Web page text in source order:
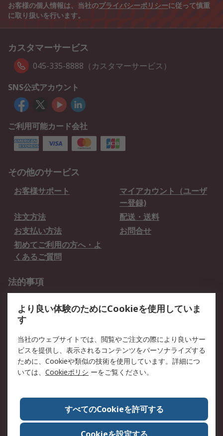
お客様の個人情報は、当社のプライバシーポリシーに従って慎重
に取り扱いを行います。
カスタマーサービス
045-335-8888（カスタマーサービス）
SNS公式アカウント
ご利用可能カード会社
その他のサービス
お客様サポート
マイアカウント（ユーザ
ー登録)
注文方法
配送・送料
お支払い方法
お問合せ
初めてご利用の方へ・よ
くあるご質問
法的事項
クッキーポリシー
RSについて
会社概要
採用情報
プレスリリース＆お知ら
コーポレートサイト
全世界のRS
RSの歴史
ESGへの取り組み（英語）
認証について
より良い体験のためにCookieを使用していま
す
当社のウェブサイトでは、閲覧やご注文の際により良いサー
ビスを提供し、表示されるコンテンツをパーソナライズする
ために、Cookieや類似の技術を使用しています。詳細につ
いては、 Cookieポリシ ーをご覧ください。
すべてのCookieを許可する